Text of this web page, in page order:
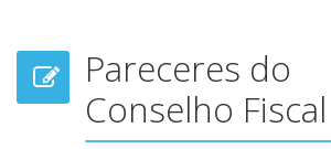
Pareceres do
Conselho Fiscal